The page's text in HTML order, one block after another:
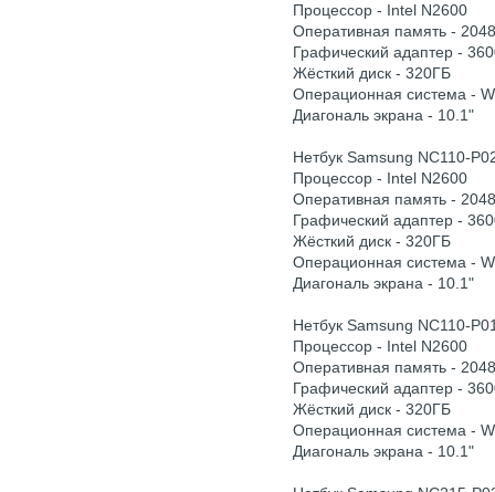
Процессор - Intel N2600
Оперативная память -
Графический адаптер -
Жёсткий диск - 320ГБ
Операционная система -
Диагональ экрана - 10.1"
Нетбук Samsung NC110-
Процессор - Intel N2600
Оперативная память -
Графический адаптер -
Жёсткий диск - 320ГБ
Операционная система -
Диагональ экрана - 10.1"
Нетбук Samsung NC110-
Процессор - Intel N2600
Оперативная память -
Графический адаптер -
Жёсткий диск - 320ГБ
Операционная система -
Диагональ экрана - 10.1"